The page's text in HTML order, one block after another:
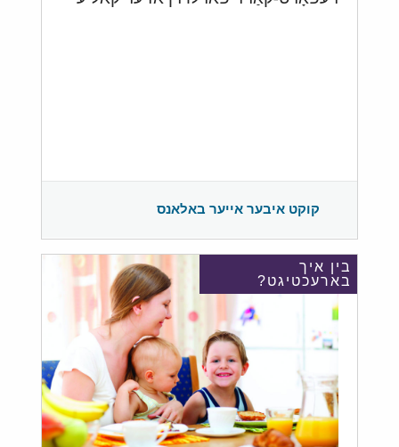
קוקט איבער אייער באלאנס
בין איך
בארעכטיגט?